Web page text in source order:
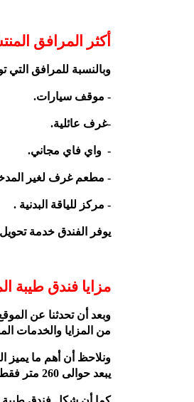
أكثر المرافق
وبالنسبة للمرافق التي
- موقف سيارات.
-غرف عائلية.
- واي فاي مجاني.
- مطعم غرف لغير
- مركز للياقة البدنية .
يوفر الفندق خدمة
مزايا فندق طيبة
وبعد أن تحدثنا عن
من المزايا والخدمات
ونلاحظ أن أهم ما يميز
يبعد حوالى 260 متر فقط عن المسجد النبوي، لذلك فهو من الفنادق المفضلة.